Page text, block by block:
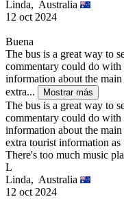
Linda, Australia
12 oct 2024
Buena
The bus is a great way to
commentary could do with
information about the
extra...
Mostrar más
The bus is a great way to
commentary could do with
information about the
extra tourist information as
There's too much music
L
Linda, Australia
12 oct 2024